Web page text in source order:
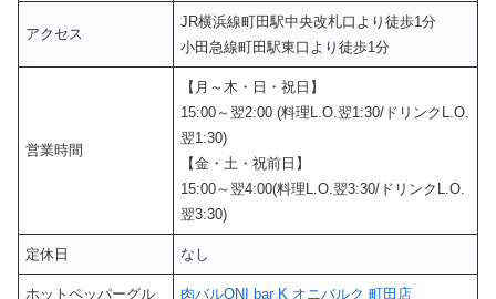
アクセス
JR横浜線町田駅中央改札口より徒歩1分
小田急線町田駅東口より徒歩1分
営業時間
【月～木・日・祝日】
15:00～翌2:00 (料理L.O.翌1:30/ドリンクL.O.
翌1:30)
【金・土・祝前日】
15:00～翌4:00(料理L.O.翌3:30/ドリンクL.O.
翌3:30)
定休日 なし
ホットペッパーグル 肉バルONI bar K オニバルク 町田店